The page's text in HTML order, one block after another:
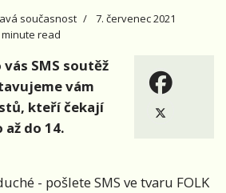
současnost
7. červenec 2021
minute read
SMS soutěž
vám
kteří čekají
až do 14.
- pošlete SMS ve tvaru FOLK